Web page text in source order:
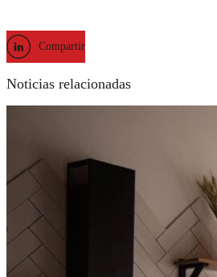
Compartir
Noticias relacionadas